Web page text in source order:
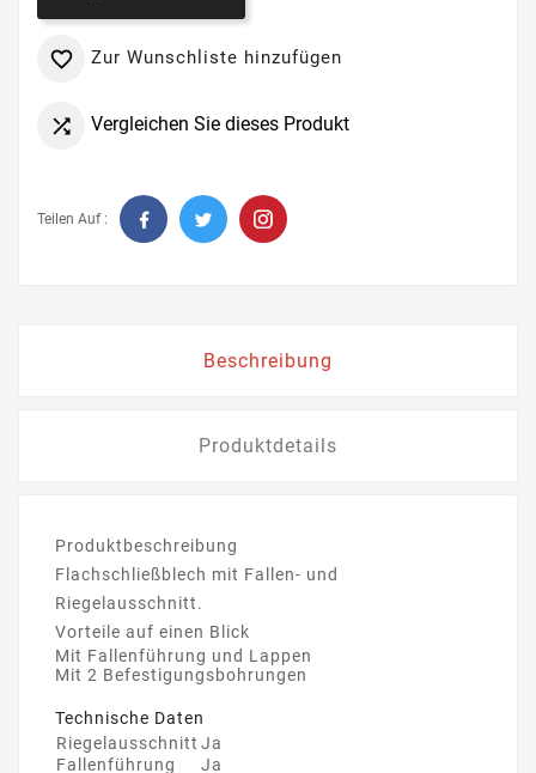
 Zur Wunschliste hinzufügen
 Vergleichen Sie dieses Produkt
Teilen Auf :
Beschreibung
Produktdetails
Produktbeschreibung
Flachschließblech mit Fallen- und
Riegelausschnitt.
Vorteile auf einen Blick
Mit Fallenführung und Lappen
Mit 2 Befestigungsbohrungen
Technische Daten
Riegelausschnitt Ja
Fallenführung
Ja